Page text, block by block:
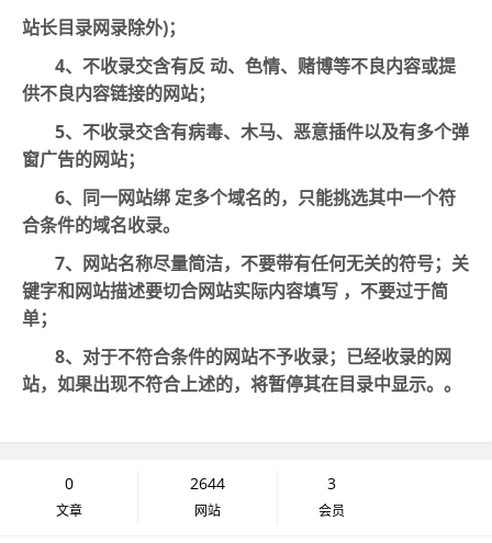
站长目录网录除外)；
4、不收录交含有反 动、色情、赌博等不良内容或提
供不良内容链接的网站；
5、不收录交含有病毒、木马、恶意插件以及有多个弹
窗广告的网站；
6、同一网站绑 定多个域名的，只能挑选其中一个符
合条件的域名收录。
7、网站名称尽量简洁，不要带有任何无关的符号；关
键字和网站描述要切合网站实际内容填写 ，不要过于简
单；
8、对于不符合条件的网站不予收录；已经收录的网
站，如果出现不符合上述的，将暂停其在目录中显示。 。
0
文章
2644
网站
3
会员